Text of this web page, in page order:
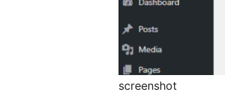
screenshot